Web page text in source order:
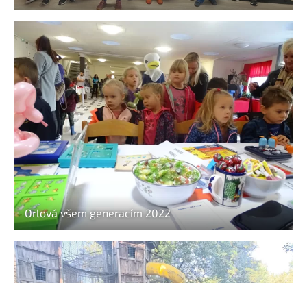
Orlová všem generacím 2022